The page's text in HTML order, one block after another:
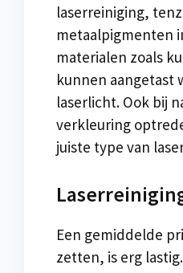
laserreiniging,
metaalpigmenten
materialen zoals
kunnen aangetast
laserlicht. Ook bij
verkleuring
juiste type van
Een gemiddelde
zetten, is erg